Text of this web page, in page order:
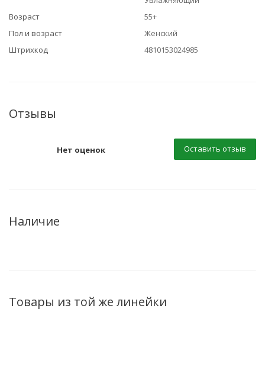
Возраст
55+
Пол и возраст
Женский
Штрихкод
4810153024985
Отзывы
Нет оценок Оставить отзыв
Наличие
Товары из той же линейки